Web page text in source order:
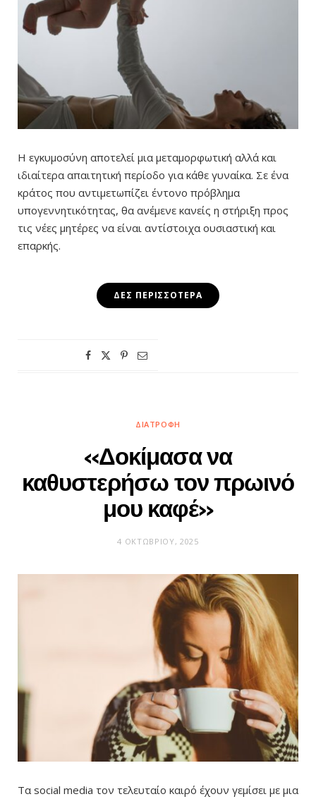
Η εγκυμοσύνη αποτελεί μια μεταμορφωτική αλλά και
ιδιαίτερα απαιτητική περίοδο για κάθε γυναίκα. Σε ένα
κράτος που αντιμετωπίζει έντονο πρόβλημα
υπογεννητικότητας, θα ανέμενε κανείς η στήριξη προς
τις νέες μητέρες να είναι αντίστοιχα ουσιαστική και
επαρκής.
ΔΕΣ ΠΕΡΙΣΣΌΤΕΡΑ
ΔΙΑΤΡΟΦΉ
«Δοκίμασα να
καθυστερήσω τον πρωινό
μου καφέ»
4 ΟΚΤΩΒΡΊΟΥ, 2025
Τα social media τον τελευταίο καιρό έχουν γεμίσει με μια